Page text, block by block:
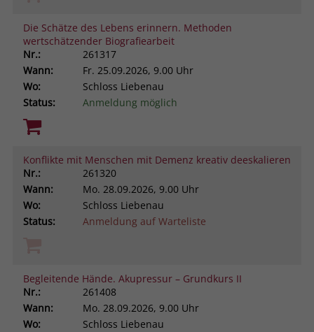
Die Schätze des Lebens erinnern. Methoden
wertschätzender Biografiearbeit
Nr.:
261317
Wann:
Fr. 25.09.2026, 9.00 Uhr
Wo:
Schloss Liebenau
Status:
Anmeldung möglich
Konflikte mit Menschen mit Demenz kreativ deeskalieren
Nr.:
261320
Wann:
Mo. 28.09.2026, 9.00 Uhr
Wo:
Schloss Liebenau
Status:
Anmeldung auf Warteliste
Begleitende Hände. Akupressur – Grundkurs II
Nr.:
261408
Wann:
Mo. 28.09.2026, 9.00 Uhr
Wo:
Schloss Liebenau